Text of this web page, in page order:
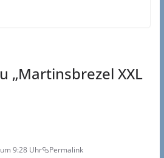
„Martinsbrezel XXL
9:28 Uhr Permalink